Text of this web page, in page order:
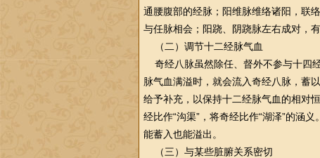
通腰腹部的经脉；阳维脉维络诸阳，联
与任脉相会；阳跷、阴跷脉左右成对，有
（二）调节十二经脉气血
奇经八脉虽然除任、督外不参与十四
脉气血满溢时，就会流入奇经八脉，蓄
给予补充，以保持十二经脉气血的相对
经比作“沟渠”，将奇经比作“湖泽”的涵
能蓄入也能溢出。
（三）与某些脏腑关系密切